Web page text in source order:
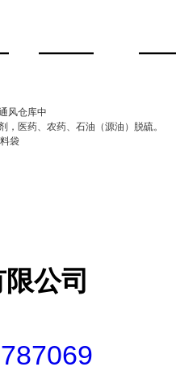
——
风仓库中
，医药、农药、石油（源油）脱硫。
袋
公司